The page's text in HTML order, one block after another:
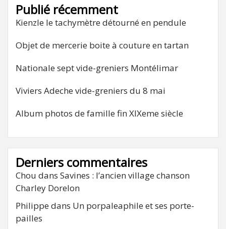
Publié récemment
Kienzle le tachymètre détourné en pendule
Objet de mercerie boite à couture en tartan
Nationale sept vide-greniers Montélimar
Viviers Adeche vide-greniers du 8 mai
Album photos de famille fin XIXeme siècle
Derniers commentaires
Chou dans Savines : l’ancien village chanson
Charley Dorelon
Philippe dans Un porpaleaphile et ses porte-
pailles